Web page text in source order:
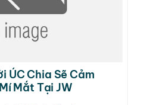
ÚC Chia Sẽ Cảm
Mắt Tại JW